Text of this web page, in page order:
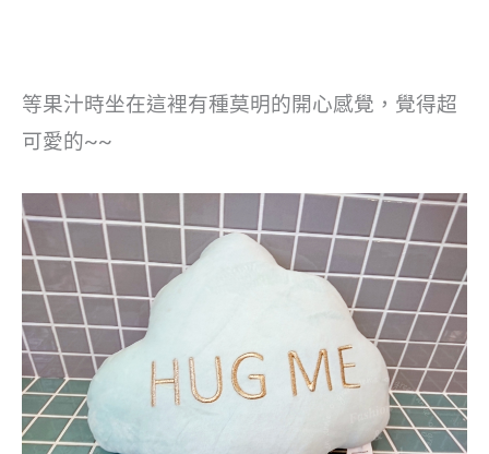
等果汁時坐在這裡有種莫明的開心感覺，覺得超
可愛的~~